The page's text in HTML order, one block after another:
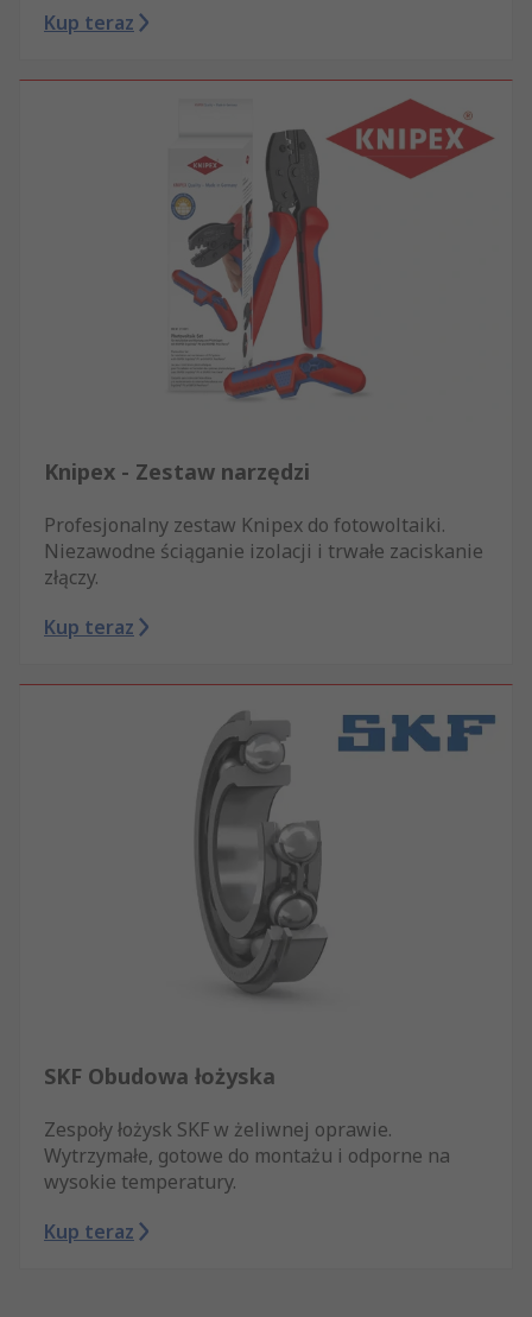
Kup teraz
Knipex - Zestaw narzędzi
Profesjonalny zestaw Knipex do fotowoltaiki.
Niezawodne ściąganie izolacji i trwałe zaciskanie
złączy.
Kup teraz
SKF Obudowa łożyska
Zespoły łożysk SKF w żeliwnej oprawie.
Wytrzymałe, gotowe do montażu i odporne na
wysokie temperatury.
Kup teraz